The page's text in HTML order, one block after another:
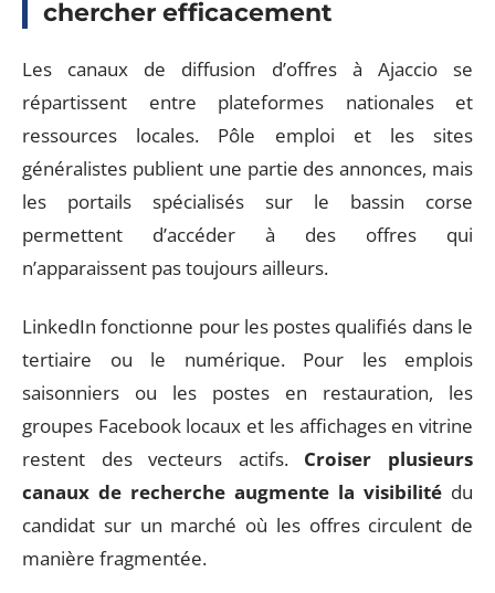
chercher efficacement
Les canaux de diffusion d’offres à Ajaccio se
répartissent entre plateformes nationales et
ressources locales. Pôle emploi et les sites
généralistes publient une partie des annonces, mais
les portails spécialisés sur le bassin corse
permettent d’accéder à des offres qui
n’apparaissent pas toujours ailleurs.
LinkedIn fonctionne pour les postes qualifiés dans le
tertiaire ou le numérique. Pour les emplois
saisonniers ou les postes en restauration, les
groupes Facebook locaux et les affichages en vitrine
restent des vecteurs actifs. Croiser plusieurs
canaux de recherche augmente la visibilité du
candidat sur un marché où les offres circulent de
manière fragmentée.